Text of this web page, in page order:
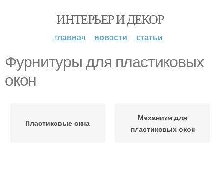
ИНТЕРЬЕР И ДЕКОР
главная новости статьи
Фурнитуры для пластиковых
окон
Пластиковые окна
Механизм для
пластиковых окон